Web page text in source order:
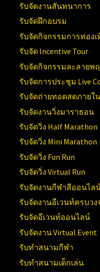
รับจัดงานสันทนาการ
รับจัดฝึกอบรม
รับจัดกิจกรรมการท่อง
รับจัด Incentive Tour
รับจัดกิจกรรมละลายพ
รับจัดการประชุม Live
รับจัดถ่ายทอดสดภายใ
รับจัดงานวิ่งมาราธอน
รับจัดวิ่ง Half Marathon
รับจัดวิ่ง Mini Marathon
รับจัดวิ่ง Fun Run
รับจัดวิ่ง Virtual Run
รับจัดงานกีฬาสีออนไล
รับจัดงานอีเวนท์ครบวง
รับจัดอีเวนท์ออนไลน์
รับจัดงาน Virtual Event
รับทำสนามกีฬา
รับทำสนามเด็กเล่น